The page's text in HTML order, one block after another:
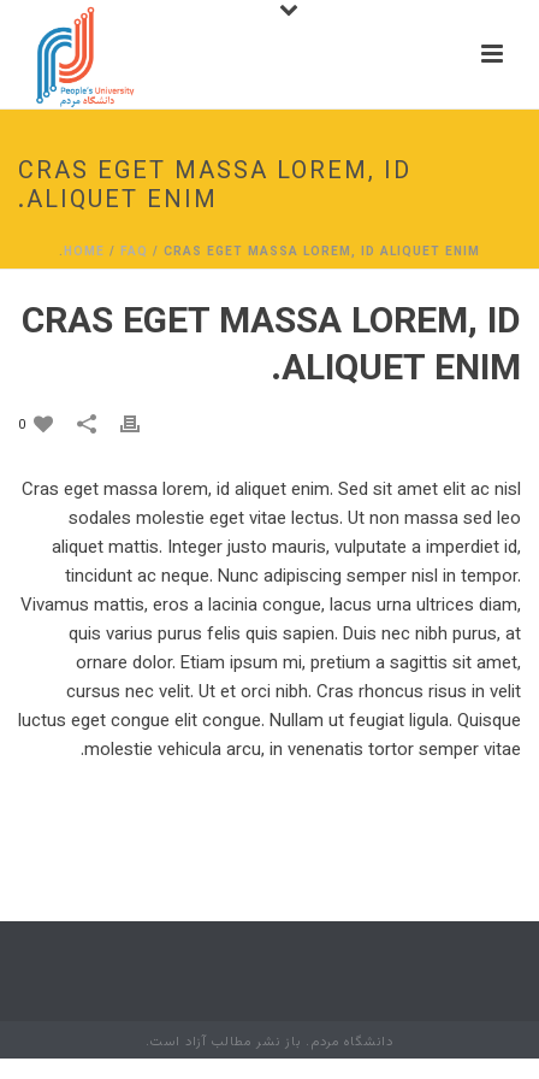
CRAS EGET MASSA LOREM, ID
ALIQUET ENIM.
HOME / FAQ / CRAS EGET MASSA LOREM, ID ALIQUET ENIM.
CRAS EGET MASSA LOREM, ID
ALIQUET ENIM.
0
Cras eget massa lorem, id aliquet enim. Sed sit amet elit ac nisl
sodales molestie eget vitae lectus. Ut non massa sed leo
aliquet mattis. Integer justo mauris, vulputate a imperdiet id,
tincidunt ac neque. Nunc adipiscing semper nisl in tempor.
Vivamus mattis, eros a lacinia congue, lacus urna ultrices diam,
quis varius purus felis quis sapien. Duis nec nibh purus, at
ornare dolor. Etiam ipsum mi, pretium a sagittis sit amet,
cursus nec velit. Ut et orci nibh. Cras rhoncus risus in velit
luctus eget congue elit congue. Nullam ut feugiat ligula. Quisque
molestie vehicula arcu, in venenatis tortor semper vitae.
دانشگاه مردم. باز نشر مطالب آزاد است.